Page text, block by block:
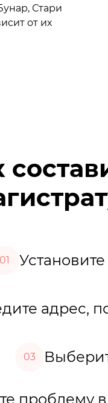
Стари
от их
01
адрес,
03
проблему